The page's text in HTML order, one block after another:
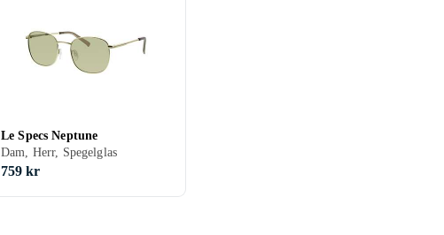
Le Specs Neptune
Dam, Herr, Spegelglas
759 kr